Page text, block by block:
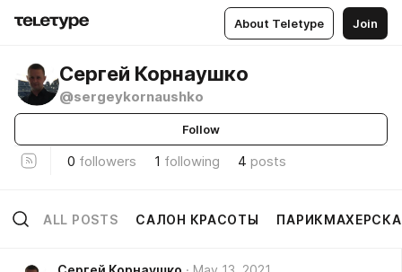
About Teletype Join
Сергей Корнаушко
@sergeykornaushko
Follow
0 followers 1 following 4 posts
ALL POSTS САЛОН КРАСОТЫ